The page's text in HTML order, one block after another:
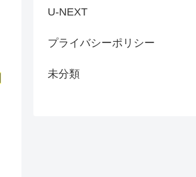
U-NEXT
プライバシーポリシー
未分類